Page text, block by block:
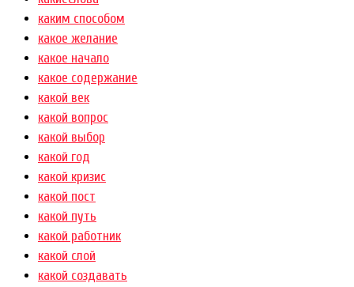
каким способом
какое желание
какое начало
какое содержание
какой век
какой вопрос
какой выбор
какой год
какой кризис
какой пост
какой путь
какой работник
какой слой
какой создавать